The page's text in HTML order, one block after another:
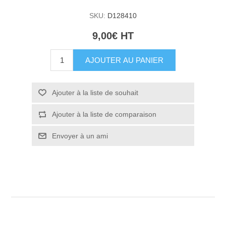
SKU: D128410
9,00€ HT
AJOUTER AU PANIER
Ajouter à la liste de souhait
Ajouter à la liste de comparaison
Envoyer à un ami